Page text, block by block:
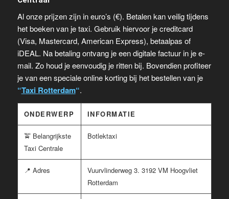
Al onze prijzen zijn in euro’s (€). Betalen kan veilig tijdens
het boeken van je taxi. Gebruik hiervoor je creditcard
(Visa, Mastercard, American Express), betaalpas of
iDEAL. Na betaling ontvang je een digitale factuur in je e-
mail. Zo houd je eenvoudig je ritten bij. Bovendien profiteer
je van een speciale online korting bij het bestellen van je
“Taxi Rotterdam“.
ONDERWERP INFORMATIE
🚖 Belangrijkste
Taxi Centrale
Botlektaxi
📍 Adres
Vuurvlinderweg 3. 3192 VM Hoogvliet
Rotterdam